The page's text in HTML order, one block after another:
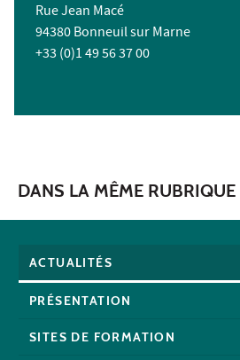
Rue Jean Macé
94380 Bonneuil sur Marne
+33 (0)1 49 56 37 00
DANS LA MÊME RUBRIQUE
ACTUALITÉS
PRÉSENTATION
SITES DE FORMATION